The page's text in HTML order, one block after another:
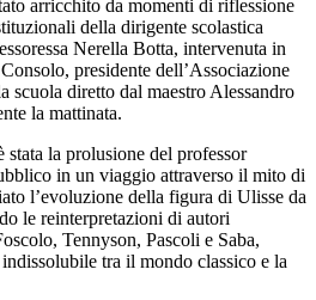
arricchito da momenti di riflessione
della dirigente scolastica
Nerella Botta, intervenuta in
presidente dell’Associazione
diretto dal maestro Alessandro
la mattinata.
stata la prolusione del professor
in un viaggio attraverso il mito di
l’evoluzione della figura di Ulisse da
le reinterpretazioni di autori
Tennyson, Pascoli e Saba,
tra il mondo classico e la